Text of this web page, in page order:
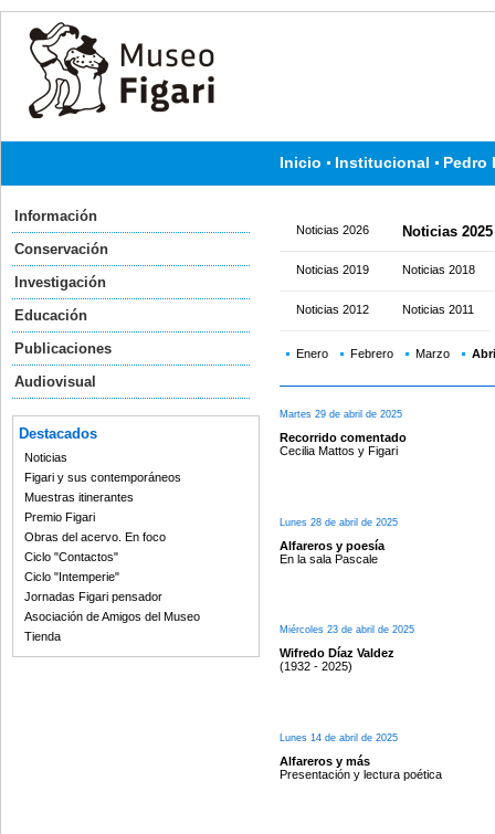
Inicio Institucional Pedro
Información
Conservación
Investigación
Educación
Publicaciones
Audiovisual
Destacados
Noticias
Figari y sus contemporáneos
Muestras itinerantes
Premio Figari
Obras del acervo. En foco
Ciclo "Contactos"
Ciclo "Intemperie"
Jornadas Figari pensador
Asociación de Amigos del Museo
Tienda
Noticias 2026 Noticias 2025
Noticias 2019 Noticias 2018
Noticias 2012 Noticias 2011
Enero Febrero Marzo
Martes 29 de abril de 2025
Recorrido comentado
Cecilia Mattos y Figari
Lunes 28 de abril de 2025
Alfareros y poesía
En la sala Pascale
Miércoles 23 de abril de 2025
Wifredo Díaz Valdez
(1932 - 2025)
Lunes 14 de abril de 2025
Alfareros y más
Presentación y lectura poética